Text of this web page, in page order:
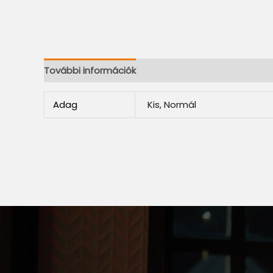
További információk
Adag Kis, Normál